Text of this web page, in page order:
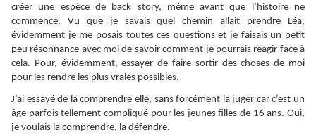
créer une espèce de back story, même avant que l’histoire ne
commence. Vu que je savais quel chemin allait prendre Léa,
évidemment je me posais toutes ces questions et je faisais un petit
peu résonnance avec moi de savoir comment je pourrais réagir face à
cela. Pour, évidemment, essayer de faire sortir des choses de moi
pour les rendre les plus vraies possibles.
J’ai essayé de la comprendre elle, sans forcément la juger car c’est un
âge parfois tellement compliqué pour les jeunes filles de 16 ans. Oui,
je voulais la comprendre, la défendre.